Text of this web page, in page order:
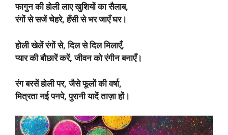
फागुन की होली लाए खुशियों का सैलाब,
रंगों से सजें चेहरे, हँसी से भर जाएँ घर।
होली खेलें रंगों से, दिल से दिल मिलाएँ,
प्यार की बौछारें करें, जीवन को रंगीन बनाएँ।
रंग बरसें होली पर, जैसे फूलों की वर्षा,
मित्रता नई पनपे, पुरानी यादें ताज़ा हों।